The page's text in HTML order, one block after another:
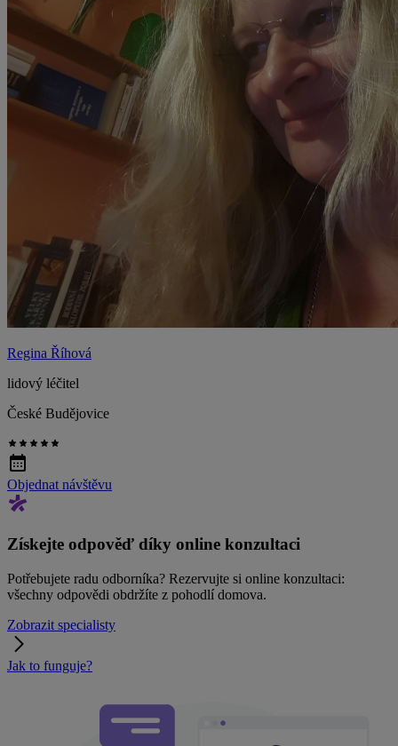
Regina Říhová
lidový léčitel
České Budějovice
Objednat návštěvu
Získejte odpověď díky online konzultaci
Potřebujete radu odborníka? Rezervujte si online konzultaci:
všechny odpovědi obdržíte z pohodlí domova.
Zobrazit specialisty
Jak to funguje?